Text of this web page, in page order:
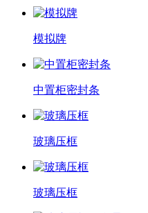
模拟牌
中置柜密封条
玻璃压框
玻璃压框